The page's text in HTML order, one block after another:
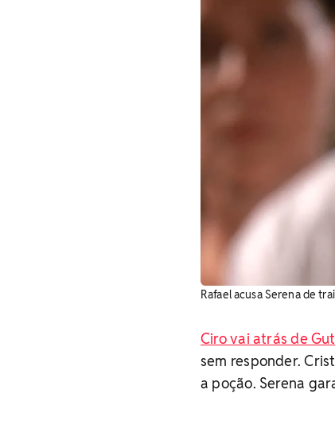
Rafael acusa Serena de
Ciro vai atrás de
sem responder.
a poção. Serena